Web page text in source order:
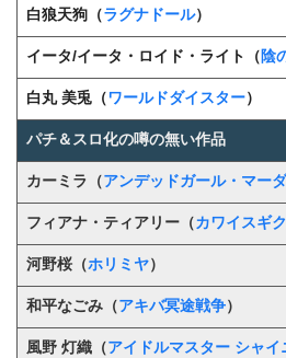
白狼天狗（ラグナドール）
イータ/イータ・ロイド・ライト（ 陰
白丸 美兎（ワールドダイスター）
パチ＆スロ化の噂の無い作品
カーミラ（アンデッドガール・マー
フィアナ・ティアリー（カワイスギ
河野桜（ホリミヤ）
和平なごみ （アキバ冥途戦争）
風野 灯織（アイドルマスター シャイ